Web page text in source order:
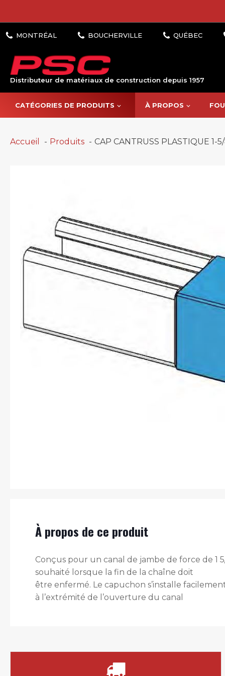
Distributeur de matériaux de construction depuis 1957
CATÉGORIES DE PRODUITS À PROPOS
Accueil Produits CAP CANTRUSS PLASTIQUE 1-
À propos de ce produit
Conçus pour un canal de jambe de force de 1
souhaité lorsque la fin de la chaîne doit
être enfermé. Le capuchon s’installe
à l’extrémité de l’ouverture du canal